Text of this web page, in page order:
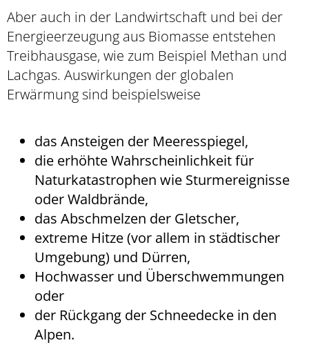
Aber auch in der Landwirtschaft und bei der
Energieerzeugung aus Biomasse entstehen
Treibhausgase, wie zum Beispiel Methan und
Lachgas. Auswirkungen der globalen
Erwärmung sind beispielsweise
das Ansteigen der Meeresspiegel,
die erhöhte Wahrscheinlichkeit für
Naturkatastrophen wie Sturmereignisse
oder Waldbrände,
das Abschmelzen der Gletscher,
extreme Hitze (vor allem in städtischer
Umgebung) und Dürren,
Hochwasser und Überschwemmungen
oder
der Rückgang der Schneedecke in den
Alpen.